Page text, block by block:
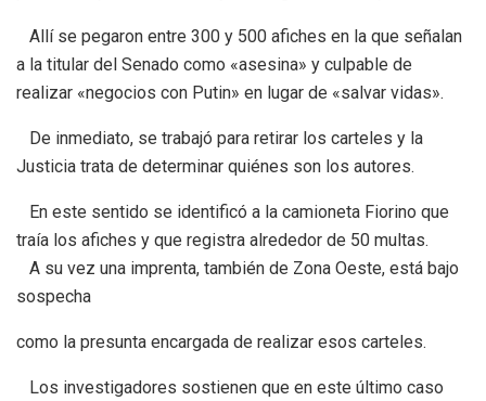
Allí se pegaron entre 300 y 500 afiches en la que señalan
a la titular del Senado como «asesina» y culpable de
realizar «negocios con Putin» en lugar de «salvar vidas».
De inmediato, se trabajó para retirar los carteles y la
Justicia trata de determinar quiénes son los autores.
En este sentido se identificó a la camioneta Fiorino que
traía los afiches y que registra alrededor de 50 multas.
A su vez una imprenta, también de Zona Oeste, está bajo
sospecha
como la presunta encargada de realizar esos carteles.
Los investigadores sostienen que en este último caso